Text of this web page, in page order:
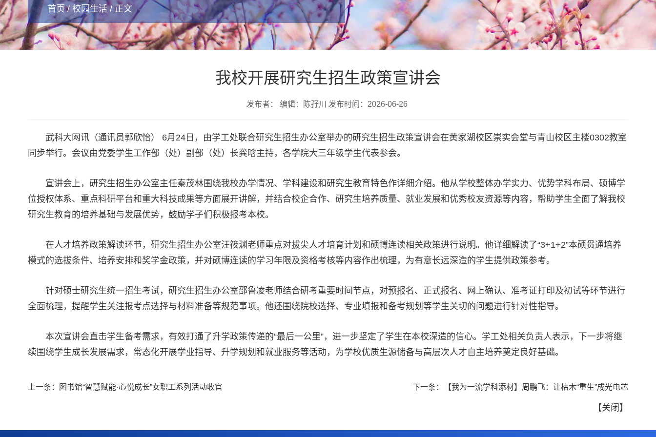
首页/ 校园生活/ 正文
我校开展研究生招生政策宣讲会
发布者： 编辑：陈孖川 发布时间：2026-06-26
武科大网讯（通讯员郭欣怡） 6月24日，由学工处联合研究生招生办公室举办的研究生招生政策宣讲会在黄家湖校区崇实会堂与青山校区主楼0302教室
同步举行。会议由党委学生工作部（处）副部（处）长龚晗主持，各学院大三年级学生代表参会。
宣讲会上，研究生招生办公室主任秦茂林围绕我校办学情况、学科建设和研究生教育特色作详细介绍。他从学校整体办学实力、优势学科布局、硕博学
位授权体系、重点科研平台和重大科技成果等方面展开讲解，并结合校企合作、研究生培养质量、就业发展和优秀校友资源等内容，帮助学生全面了解我校
研究生教育的培养基础与发展优势，鼓励学子们积极报考本校。
在人才培养政策解读环节，研究生招生办公室汪筱渊老师重点对拔尖人才培育计划和硕博连读相关政策进行说明。他详细解读了“3+1+2”本硕贯通培养
模式的选拔条件、培养安排和奖学金政策，并对硕博连读的学习年限及资格考核等内容作出梳理，为有意长远深造的学生提供政策参考。
针对硕士研究生统一招生考试，研究生招生办公室邵鲁凌老师结合研考重要时间节点，对预报名、正式报名、网上确认、准考证打印及初试等环节进行
全面梳理，提醒学生关注报考点选择与材料准备等规范事项。他还围绕院校选择、专业填报和备考规划等学生关切的问题进行针对性指导。
本次宣讲会直击学生备考需求，有效打通了升学政策传递的“最后一公里”，进一步坚定了学生在本校深造的信心。学工处相关负责人表示，下一步将继
续围绕学生成长发展需求，常态化开展学业指导、升学规划和就业服务等活动，为学校优质生源储备与高层次人才自主培养奠定良好基础。
上一条： 图书馆“智慧赋能·心悦成长”女职工系列活动收官 下一条： 【我为一流学科添材】周鹏飞：让枯木“重生”成光电芯
【关闭 】